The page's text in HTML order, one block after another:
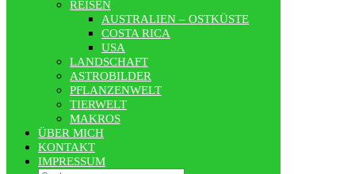
REISEN
AUSTRALIEN – OSTKÜSTE
COSTA RICA
USA
LANDSCHAFT
ASTROBILDER
PFLANZENWELT
TIERWELT
MAKROS
ÜBER MICH
KONTAKT
IMPRESSUM